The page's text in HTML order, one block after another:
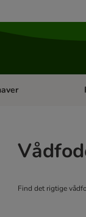
kategori menu: Kat
Find det rigtige